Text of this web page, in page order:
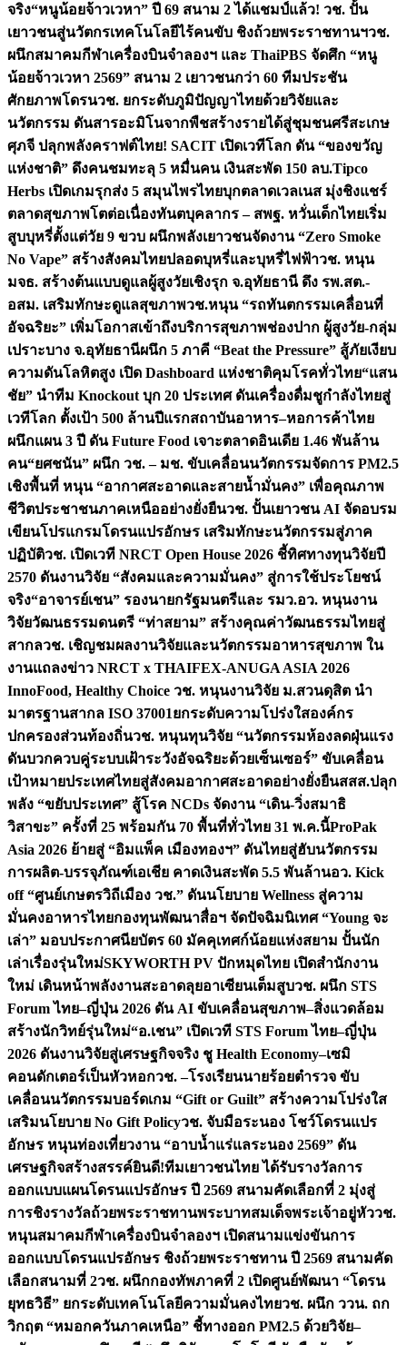
จริง“หนูน้อยจ้าวเวหา” ปี 69 สนาม 2 ได้แชมป์แล้ว! วช. ปั้น
เยาวชนสู่นวัตกรเทคโนโลยีไร้คนขับ ชิงถ้วยพระราชทานฯวช.
ผนึกสมาคมกีฬาเครื่องบินจำลองฯ และ ThaiPBS จัดศึก “หนู
น้อยจ้าวเวหา 2569” สนาม 2 เยาวชนกว่า 60 ทีมประชัน
ศักยภาพโดรนวช. ยกระดับภูมิปัญญาไทยด้วยวิจัยและ
นวัตกรรม ดันสารอะมิโนจากพืชสร้างรายได้สู่ชุมชนศรีสะเกษ
ศุภจี ปลุกพลังคราฟต์ไทย! SACIT เปิดเวทีโลก ดัน “ของขวัญ
แห่งชาติ” ดึงคนชมทะลุ 5 หมื่นคน เงินสะพัด 150 ลบ.Tipco
Herbs เปิดเกมรุกส่ง 5 สมุนไพรไทยบุกตลาดเวลเนส มุ่งชิงแชร์
ตลาดสุขภาพโตต่อเนื่องทันตบุคลากร – สพฐ. หวั่นเด็กไทยเริ่ม
สูบบุหรี่ตั้งแต่วัย 9 ขวบ ผนึกพลังเยาวชนจัดงาน “Zero Smoke
No Vape” สร้างสังคมไทยปลอดบุหรี่และบุหรี่ไฟฟ้าวช. หนุน
มจธ. สร้างต้นแบบดูแลผู้สูงวัยเชิงรุก จ.อุทัยธานี ดึง รพ.สต.-
อสม. เสริมทักษะดูแลสุขภาพวช.หนุน “รถทันตกรรมเคลื่อนที่
อัจฉริยะ” เพิ่มโอกาสเข้าถึงบริการสุขภาพช่องปาก ผู้สูงวัย-กลุ่ม
เปราะบาง จ.อุทัยธานีผนึก 5 ภาคี “Beat the Pressure” สู้ภัยเงียบ
ความดันโลหิตสูง เปิด Dashboard แห่งชาติคุมโรคทั่วไทย“แสน
ชัย” นำทีม Knockout บุก 20 ประเทศ ดันเครื่องดื่มชูกำลังไทยสู่
เวทีโลก ตั้งเป้า 500 ล้านปีแรกสถาบันอาหาร–หอการค้าไทย
ผนึกแผน 3 ปี ดัน Future Food เจาะตลาดอินเดีย 1.46 พันล้าน
คน“ยศชนัน” ผนึก วช. – มช. ขับเคลื่อนนวัตกรรมจัดการ PM2.5
เชิงพื้นที่ หนุน “อากาศสะอาดและสายน้ำมั่นคง” เพื่อคุณภาพ
ชีวิตประชาชนภาคเหนืออย่างยั่งยืนวช. ปั้นเยาวชน AI จัดอบรม
เขียนโปรแกรมโดรนแปรอักษร เสริมทักษะนวัตกรรมสู่ภาค
ปฏิบัติวช. เปิดเวที NRCT Open House 2026 ชี้ทิศทางทุนวิจัยปี
2570 ดันงานวิจัย “สังคมและความมั่นคง” สู่การใช้ประโยชน์
จริง“อาจารย์เชน” รองนายกรัฐมนตรีและ รมว.อว. หนุนงาน
วิจัยวัฒนธรรมดนตรี “ท่าสยาม” สร้างคุณค่าวัฒนธรรมไทยสู่
สากลวช. เชิญชมผลงานวิจัยและนวัตกรรมอาหารสุขภาพ ใน
งานแถลงข่าว NRCT x THAIFEX-ANUGA ASIA 2026
InnoFood, Healthy Choice วช. หนุนงานวิจัย ม.สวนดุสิต นำ
มาตรฐานสากล ISO 37001ยกระดับความโปร่งใสองค์กร
ปกครองส่วนท้องถิ่นวช. หนุนทุนวิจัย “นวัตกรรมห้องลดฝุ่นแรง
ดันบวกควบคู่ระบบเฝ้าระวังอัจฉริยะด้วยเซ็นเซอร์” ขับเคลื่อน
เป้าหมายประเทศไทยสู่สังคมอากาศสะอาดอย่างยั่งยืนสสส.ปลุก
พลัง “ขยับประเทศ” สู้โรค NCDs จัดงาน “เดิน-วิ่งสมาธิ
วิสาขะ” ครั้งที่ 25 พร้อมกัน 70 พื้นที่ทั่วไทย 31 พ.ค.นี้ProPak
Asia 2026 ย้ายสู่ “อิมแพ็ค เมืองทองฯ” ดันไทยสู่ฮับนวัตกรรม
การผลิต-บรรจุภัณฑ์เอเชีย คาดเงินสะพัด 5.5 พันล้านอว. Kick
off “ศูนย์เกษตรวิถีเมือง วช.” ดันนโยบาย Wellness สู่ความ
มั่นคงอาหารไทยกองทุนพัฒนาสื่อฯ จัดปัจฉิมนิเทศ “Young จะ
เล่า” มอบประกาศนียบัตร 60 มัคคุเทศก์น้อยแห่งสยาม ปั้นนัก
เล่าเรื่องรุ่นใหม่SKYWORTH PV ปักหมุดไทย เปิดสำนักงาน
ใหม่ เดินหน้าพลังงานสะอาดลุยอาเซียนเต็มสูบวช. ผนึก STS
Forum ไทย–ญี่ปุ่น 2026 ดัน AI ขับเคลื่อนสุขภาพ–สิ่งแวดล้อม
สร้างนักวิทย์รุ่นใหม่“อ.เชน” เปิดเวที STS Forum ไทย–ญี่ปุ่น
2026 ดันงานวิจัยสู่เศรษฐกิจจริง ชู Health Economy–เซมิ
คอนดักเตอร์เป็นหัวหอกวช. –โรงเรียนนายร้อยตำรวจ ขับ
เคลื่อนนวัตกรรมบอร์ดเกม “Gift or Guilt” สร้างความโปร่งใส
เสริมนโยบาย No Gift Policyวช. จับมือระนอง โชว์โดรนแปร
อักษร หนุนท่องเที่ยวงาน “อาบน้ำแร่แลระนอง 2569” ดัน
เศรษฐกิจสร้างสรรค์ยินดี!ทีมเยาวชนไทย ได้รับรางวัลการ
ออกแบบแผนโดรนแปรอักษร ปี 2569 สนามคัดเลือกที่ 2 มุ่งสู่
การชิงรางวัลถ้วยพระราชทานพระบาทสมเด็จพระเจ้าอยู่หัววช.
หนุนสมาคมกีฬาเครื่องบินจำลองฯ เปิดสนามแข่งขันการ
ออกแบบโดรนแปรอักษร ชิงถ้วยพระราชทาน ปี 2569 สนามคัด
เลือกสนามที่ 2วช. ผนึกกองทัพภาคที่ 2 เปิดศูนย์พัฒนา “โดรน
ยุทธวิธี” ยกระดับเทคโนโลยีความมั่นคงไทยวช. ผนึก ววน. ถก
วิกฤต “หมอกควันภาคเหนือ” ชี้ทางออก PM2.5 ด้วยวิจัย–